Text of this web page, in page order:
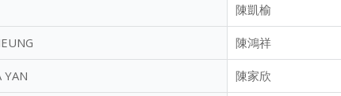
陳凱榆
陳鴻祥
YAN 陳家欣